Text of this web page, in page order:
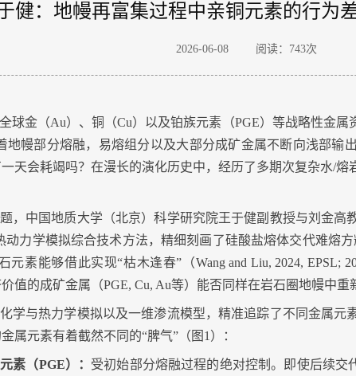
健：地幔再富集过程中亲铜元素的行为差
2026-06-08 阅读： 743次
球金（Au）、铜（Cu）以及铂族元素（PGE）等战略性金属
地幔部分熔融，易熔组分以及大部分成矿金属不断向浅部输
天会耗竭吗？在漫长的演化历史中，经历了多期次复杂水/熔
，中国地质大学（北京）科学研究院王于健副教授与刘金高
动力学模拟综合技术方法，精细刻画了硅酸盐熔体交代难熔
元素能够借此实现“枯木逢春” （Wang and Liu, 2024, EPSL;
值的成矿金属（PGE, Cu, Au等）能否同样在岩石圈地幔中重
学与热力学模拟以及一维渗流模型，精准追踪了不同金属元
属元素有着截然不同的“脾气”（图 1）：
素（PGE）： 受初始部分熔融过程的绝对控制。即使后续交